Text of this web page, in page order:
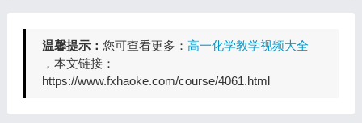
温馨提示： 您可查看更多： 高一化学教学视频大全
，本文链接：
https://www.fxhaoke.com/course/4061.html